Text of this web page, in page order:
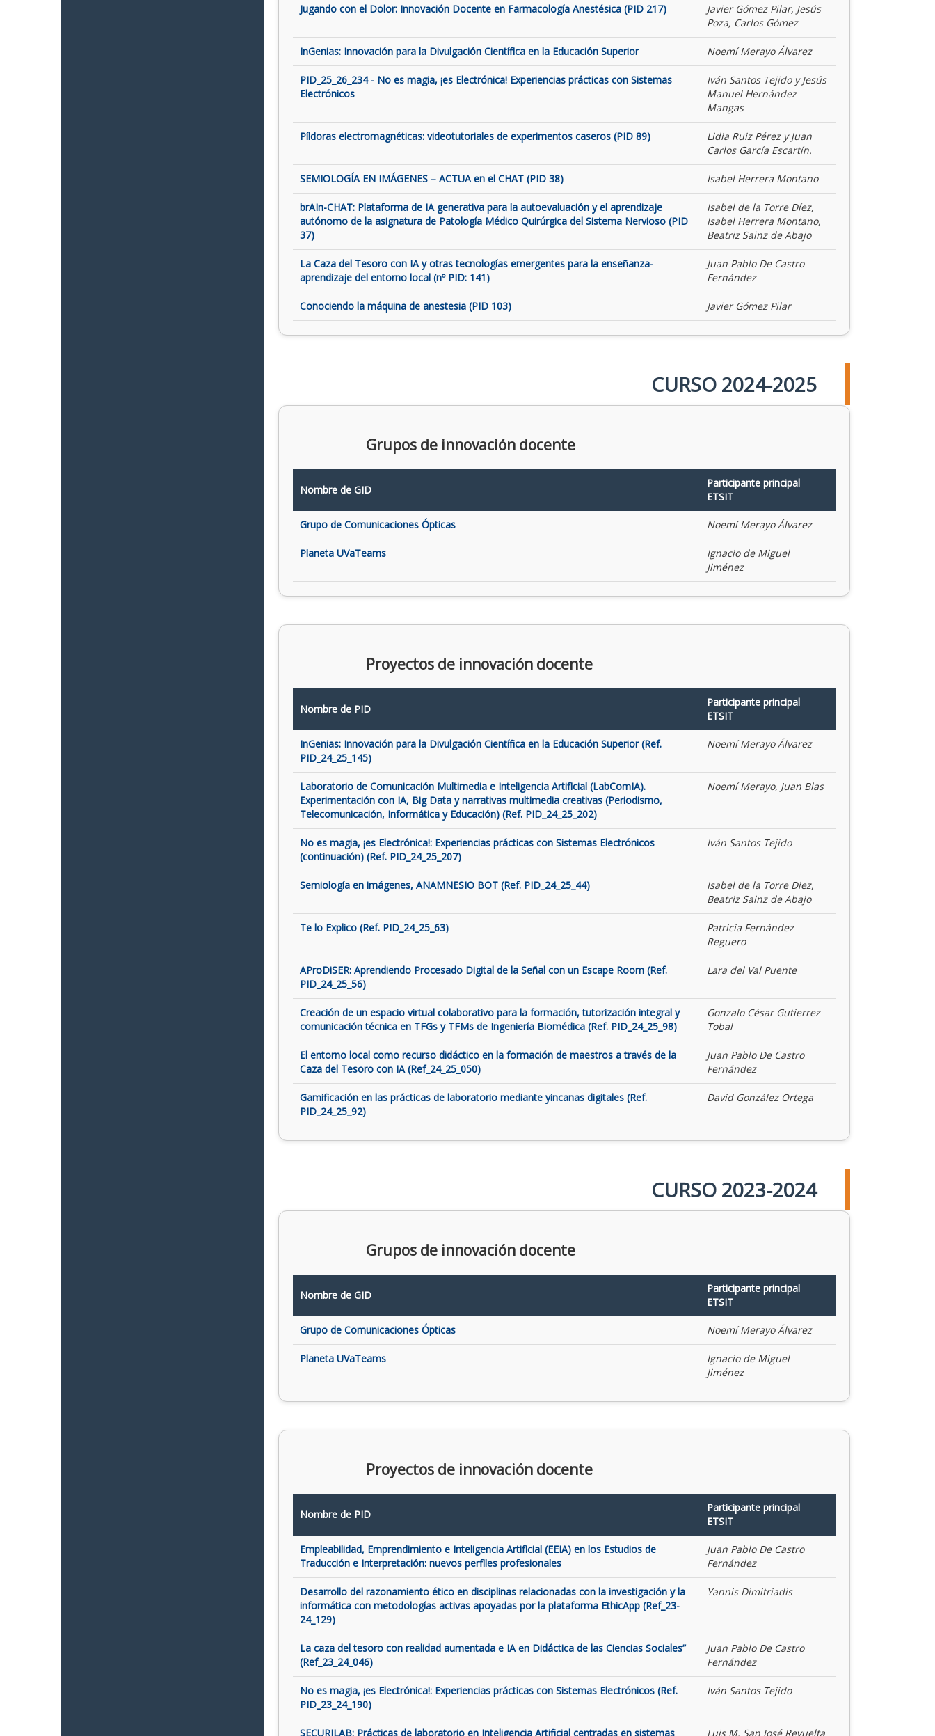
Jugando con el Dolor: Innovación Docente en Farmacología Anestésica (PID 217)
Javier Gómez Pilar, Jesús
Poza, Carlos Gómez
InGenias: Innovación para la Divulgación Científica en la Educación Superior Noemí Merayo Álvarez
PID_25_26_234 - No es magia, ¡es Electrónica! Experiencias prácticas con Sistemas
Electrónicos
Iván Santos Tejido y Jesús
Manuel Hernández
Mangas
Píldoras electromagnéticas: videotutoriales de experimentos caseros (PID 89)
Lidia Ruiz Pérez y Juan
Carlos García Escartín.
SEMIOLOGÍA EN IMÁGENES – ACTUA en el CHAT (PID 38) Isabel Herrera Montano
brAIn-CHAT: Plataforma de IA generativa para la autoevaluación y el aprendizaje
autónomo de la asignatura de Patología Médico Quirúrgica del Sistema Nervioso (PID
37)
Isabel de la Torre Díez,
Isabel Herrera Montano,
Beatriz Sainz de Abajo
La Caza del Tesoro con IA y otras tecnologías emergentes para la enseñanza-
aprendizaje del entorno local (nº PID: 141)
Juan Pablo De Castro
Fernández
Conociendo la máquina de anestesia (PID 103) Javier Gómez Pilar
CURSO 2024-2025
Grupos de innovación docente
Nombre de GID
Participante principal
ETSIT
Grupo de Comunicaciones Ópticas Noemí Merayo Álvarez
Planeta UVaTeams
Ignacio de Miguel
Jiménez
Proyectos de innovación docente
Nombre de PID
Participante principal
ETSIT
InGenias: Innovación para la Divulgación Científica en la Educación Superior (Ref.
PID_24_25_145)
Noemí Merayo Álvarez
Laboratorio de Comunicación Multimedia e Inteligencia Artificial (LabComIA).
Experimentación con IA, Big Data y narrativas multimedia creativas (Periodismo,
Telecomunicación, Informática y Educación) (Ref. PID_24_25_202)
Noemí Merayo, Juan Blas
No es magia, ¡es Electrónica!: Experiencias prácticas con Sistemas Electrónicos
(continuación) (Ref. PID_24_25_207)
Iván Santos Tejido
Semiología en imágenes, ANAMNESIO BOT (Ref. PID_24_25_44)
Isabel de la Torre Diez,
Beatriz Sainz de Abajo
Te lo Explico (Ref. PID_24_25_63)
Patricia Fernández
Reguero
AProDiSER: Aprendiendo Procesado Digital de la Señal con un Escape Room (Ref.
PID_24_25_56)
Lara del Val Puente
Creación de un espacio virtual colaborativo para la formación, tutorización integral y
comunicación técnica en TFGs y TFMs de Ingeniería Biomédica (Ref. PID_24_25_98)
Gonzalo César Gutierrez
Tobal
El entorno local como recurso didáctico en la formación de maestros a través de la
Caza del Tesoro con IA (Ref_24_25_050)
Juan Pablo De Castro
Fernández
Gamificación en las prácticas de laboratorio mediante yincanas digitales (Ref.
PID_24_25_92)
David González Ortega
CURSO 2023-2024
Grupos de innovación docente
Nombre de GID
Participante principal
ETSIT
Grupo de Comunicaciones Ópticas Noemí Merayo Álvarez
Planeta UVaTeams
Ignacio de Miguel
Jiménez
Proyectos de innovación docente
Nombre de PID
Participante principal
ETSIT
Empleabilidad, Emprendimiento e Inteligencia Artificial (EEIA) en los Estudios de
Traducción e Interpretación: nuevos perfiles profesionales
Juan Pablo De Castro
Fernández
Desarrollo del razonamiento ético en disciplinas relacionadas con la investigación y la
informática con metodologías activas apoyadas por la plataforma EthicApp (Ref_23-
24_129)
Yannis Dimitriadis
La caza del tesoro con realidad aumentada e IA en Didáctica de las Ciencias Sociales”
(Ref_23_24_046)
Juan Pablo De Castro
Fernández
No es magia, ¡es Electrónica!: Experiencias prácticas con Sistemas Electrónicos (Ref.
PID_23_24_190)
Iván Santos Tejido
SECURILAB: Prácticas de laboratorio en Inteligencia Artificial centradas en sistemas Luis M. San José Revuelta